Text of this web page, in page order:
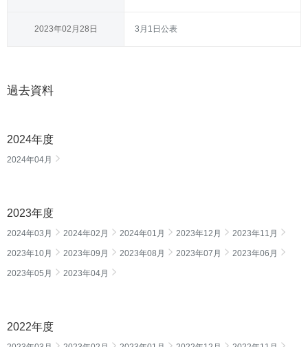
2023年02月28日 3月1日公表
過去資料
2024年度
2024年04月
2023年度
2024年03月 2024年02月 2024年01月 2023年12月 2023年11月
2023年10月 2023年09月 2023年08月 2023年07月 2023年06月
2023年05月 2023年04月
2022年度